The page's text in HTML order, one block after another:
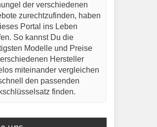
der verschiedenen
zurechtzufinden, haben
Portal ins Leben
So kannst Du die
Modelle und Preise
Hersteller
miteinander vergleichen
den passenden
finden.